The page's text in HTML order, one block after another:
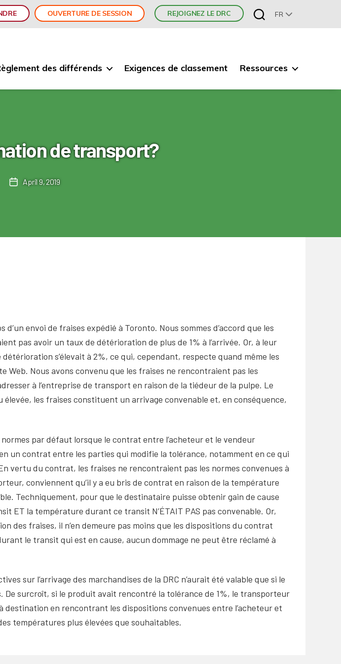
OUVERTURE DE SESSION REJOIGNEZ LE DRC FR
des différends Exigences de classement Ressources
de transport?
PostApril 9, 2019
envoi de fraises expédié à Toronto. Nous sommes d’accord que les
pas avoir un taux de détérioration de plus de 1% à l’arrivée. Or, à leur
s’élevait à 2%, ce qui, cependant, respecte quand même les
Web. Nous avons convenu que les fraises ne rencontraient pas les
à l’entreprise de transport en raison de la tiédeur de la pulpe. Le
les fraises constituent un arrivage convenable et, en conséquence,
par défaut lorsque le contrat entre l’acheteur et le vendeur
un contrat entre les parties qui modifie la tolérance, notamment en ce qui
vertu du contrat, les fraises ne rencontraient pas les normes convenues à
conviennent qu’il y a eu bris de contrat en raison de la température
Techniquement, pour que le destinataire puisse obtenir gain de cause
ET la température durant ce transit N’ÉTAIT PAS pas convenable. Or,
fraises, il n’en demeure pas moins que les dispositions du contrat
le transit qui est en cause, aucun dommage ne peut être réclamé à
sur l’arrivage des marchandises de la DRC n’aurait été valable que si le
surcroît, si le produit avait rencontré la tolérance de 1%, le transporteur
en rencontrant les dispositions convenues entre l’acheteur et
températures plus élevées que souhaitables.